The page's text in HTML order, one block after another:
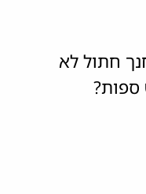
חתול לא
ספות?